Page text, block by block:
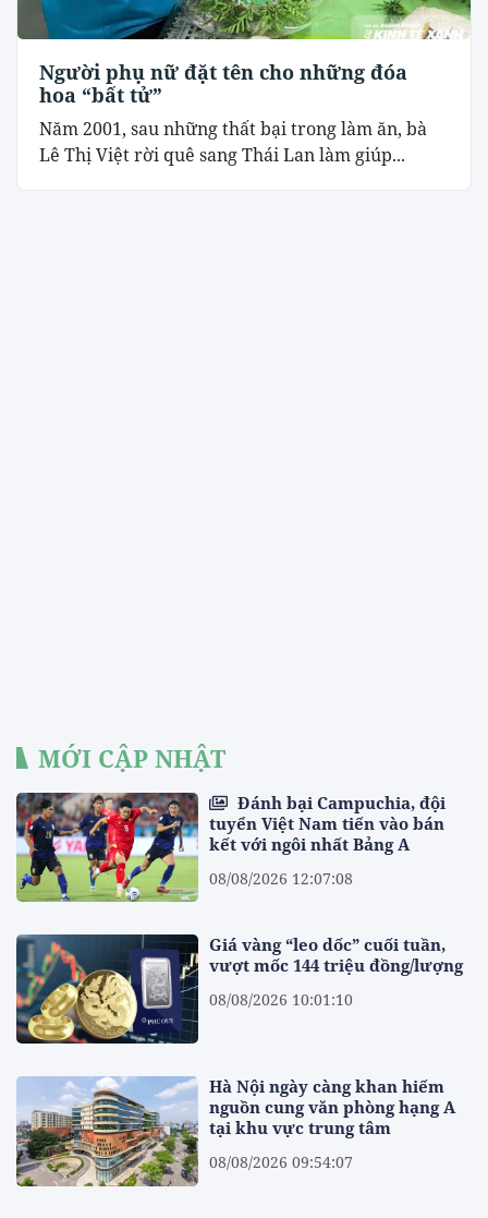
Người phụ nữ đặt tên cho những đóa
hoa “bất tử”
Năm 2001, sau những thất bại trong làm ăn, bà
Lê Thị Việt rời quê sang Thái Lan làm giúp...
MỚI CẬP NHẬT
Đánh bại Campuchia, đội
tuyển Việt Nam tiến vào bán
kết với ngôi nhất Bảng A
08/08/2026 12:07:08
Giá vàng “leo dốc” cuối tuần,
vượt mốc 144 triệu đồng/lượng
08/08/2026 10:01:10
Hà Nội ngày càng khan hiếm
nguồn cung văn phòng hạng A
tại khu vực trung tâm
08/08/2026 09:54:07